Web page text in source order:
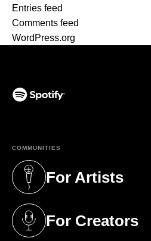
Entries feed
Comments feed
WordPress.org
COMMUNITIES
For Artists
(opens in a new tab)
For Creators
(opens in a new tab)